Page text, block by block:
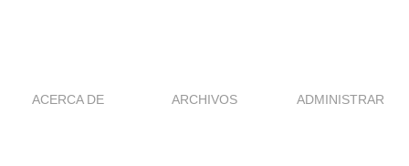
ACERCA DE ARCHIVOS ADMINISTRAR